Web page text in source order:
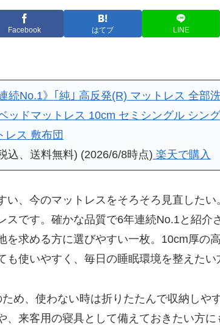
Facebook はてブ LINE
続No.1》｢純｣ 高反発(R) マットレス 全部
ッドマットレス 10cm セミシングル シン
レス 敷布団
込、送料無料) (2026/6/8時点) 楽天で購入
い、今のマットレスをそろそろ見直したい
スです。確かな品質で6年連続No.1と紹介
を求める方に選びやすい一枚。10cm厚の
も使いやすく、毎日の睡眠環境を整えたい
め、使わない時は折りたたんで収納しや
、来客用の寝具として備えておきたい方